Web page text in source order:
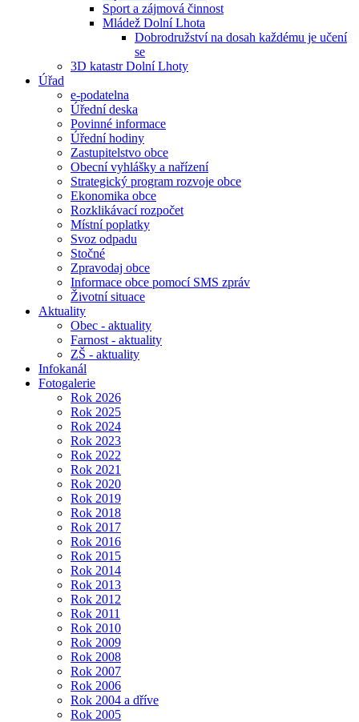
Sport a zájmová činnost
Mládež Dolní Lhota
Dobrodružství na dosah každému je učení
se
3D katastr Dolní Lhoty
Úřad
e-podatelna
Úřední deska
Povinné informace
Úřední hodiny
Zastupitelstvo obce
Obecní vyhlášky a nařízení
Strategický program rozvoje obce
Ekonomika obce
Rozklikávací rozpočet
Místní poplatky
Svoz odpadu
Stočné
Zpravodaj obce
Informace obce pomocí SMS zpráv
Životní situace
Aktuality
Obec - aktuality
Farnost - aktuality
ZŠ - aktuality
Infokanál
Fotogalerie
Rok 2026
Rok 2025
Rok 2024
Rok 2023
Rok 2022
Rok 2021
Rok 2020
Rok 2019
Rok 2018
Rok 2017
Rok 2016
Rok 2015
Rok 2014
Rok 2013
Rok 2012
Rok 2011
Rok 2010
Rok 2009
Rok 2008
Rok 2007
Rok 2006
Rok 2004 a dříve
Rok 2005